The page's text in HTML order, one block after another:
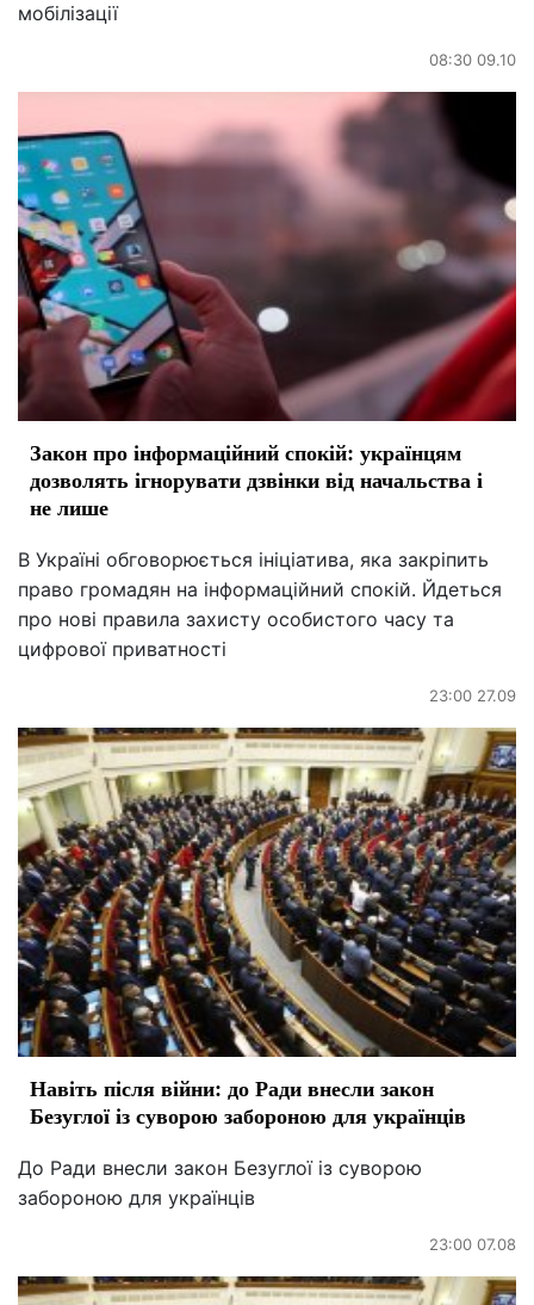
мобілізації
08:30 09.10
Закон про інформаційний спокій: українцям
дозволять ігнорувати дзвінки від начальства і
не лише
В Україні обговорюється ініціатива, яка закріпить
право громадян на інформаційний спокій. Йдеться
про нові правила захисту особистого часу та
цифрової приватності
23:00 27.09
Навіть після війни: до Ради внесли закон
Безуглої із суворою забороною для українців
До Ради внесли закон Безуглої із суворою
забороною для українців
23:00 07.08